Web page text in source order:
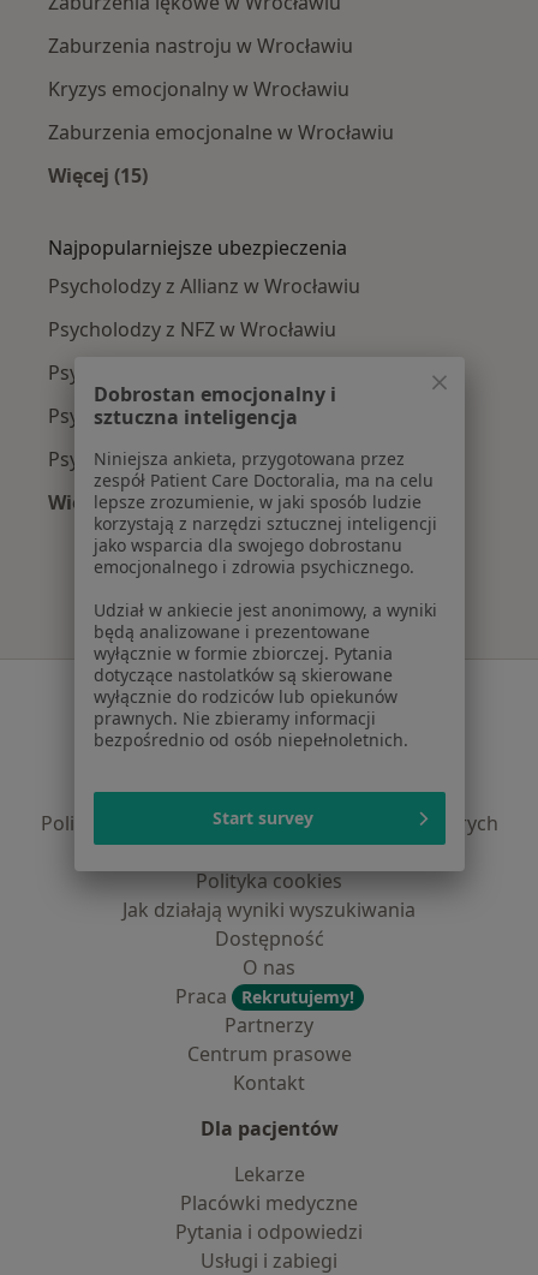
Zaburzenia nastroju w Wrocławiu
Kryzys emocjonalny w Wrocławiu
Zaburzenia emocjonalne w Wrocławiu
Więcej (15)
Najpopularniejsze ubezpieczenia
Psycholodzy z Allianz w Wrocławiu
Psycholodzy z NFZ w Wrocławiu
Psycholodzy z Medicover w Wrocławiu
Psycholodzy z INTER Polska w Wrocławiu
Psycholodzy z Compensa w Wrocławiu
Więcej (3)
Więcej w kategorii: Najpopularniejsze
Serwis
Regulamin
Polityka prywatności profesjonalistów
Polityka prywatności dla profesjonalistów, których
dane pozyskaliśmy samodzielnie
Polityka cookies
Jak działają wyniki wyszukiwania
Dostępność
O nas
Praca
Rekrutujemy!
Partnerzy
Centrum prasowe
Kontakt
Dla pacjentów
Lekarze
Placówki medyczne
Pytania i odpowiedzi
Usługi i zabiegi
Dobrostan emocjonalny i
sztuczna inteligencja
Niniejsza ankieta, przygotowana przez
zespół Patient Care Doctoralia, ma na celu
lepsze zrozumienie, w jaki sposób ludzie
korzystają z narzędzi sztucznej inteligencji
jako wsparcia dla swojego dobrostanu
emocjonalnego i zdrowia psychicznego.
Udział w ankiecie jest anonimowy, a wyniki
będą analizowane i prezentowane
wyłącznie w formie zbiorczej. Pytania
dotyczące nastolatków są skierowane
wyłącznie do rodziców lub opiekunów
prawnych. Nie zbieramy informacji
bezpośrednio od osób niepełnoletnich.
Start survey